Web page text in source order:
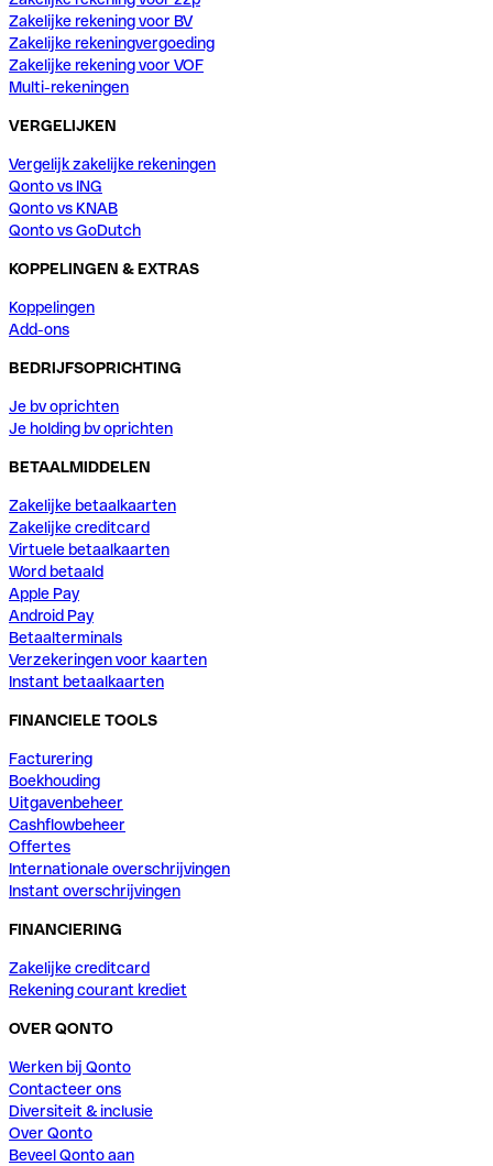
Zakelijke rekening voor BV
Zakelijke rekeningvergoeding
Zakelijke rekening voor VOF
Multi-rekeningen
VERGELIJKEN
Vergelijk zakelijke rekeningen
Qonto vs ING
Qonto vs KNAB
Qonto vs GoDutch
KOPPELINGEN & EXTRAS
Koppelingen
Add-ons
BEDRIJFSOPRICHTING
Je bv oprichten
Je holding bv oprichten
BETAALMIDDELEN
Zakelijke betaalkaarten
Zakelijke creditcard
Virtuele betaalkaarten
Word betaald
Apple Pay
Android Pay
Betaalterminals
Verzekeringen voor kaarten
Instant betaalkaarten
FINANCIELE TOOLS
Facturering
Boekhouding
Uitgavenbeheer
Cashflowbeheer
Offertes
Internationale overschrijvingen
Instant overschrijvingen
FINANCIERING
Zakelijke creditcard
Rekening courant krediet
OVER QONTO
Werken bij Qonto
Contacteer ons
Diversiteit & inclusie
Over Qonto
Beveel Qonto aan